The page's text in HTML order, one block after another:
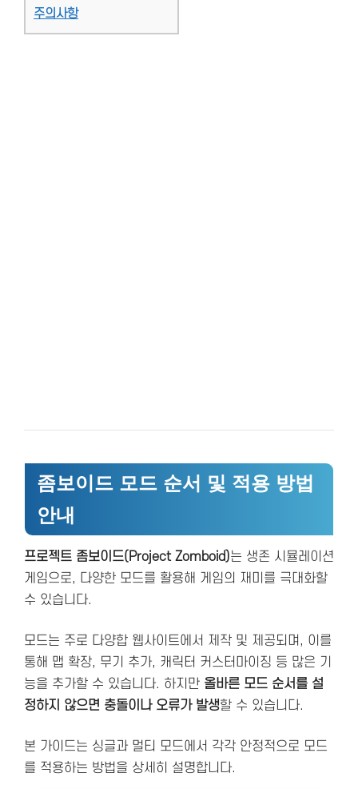
주의사항
좀보이드 모드 순서 및 적용 방법
안내
프로젝트 좀보이드(Project Zomboid)는 생존 시뮬레이션
게임으로, 다양한 모드를 활용해 게임의 재미를 극대화할
수 있습니다.
모드는 주로 다양합 웹사이트에서 제작 및 제공되며, 이를
통해 맵 확장, 무기 추가, 캐릭터 커스터마이징 등 많은 기
능을 추가할 수 있습니다. 하지만 올바른 모드 순서를 설
정하지 않으면 충돌이나 오류가 발생할 수 있습니다.
본 가이드는 싱글과 멀티 모드에서 각각 안정적으로 모드
를 적용하는 방법을 상세히 설명합니다.